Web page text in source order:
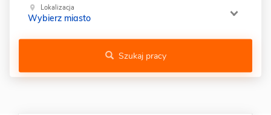
Lokalizacja
Wybierz miasto
Szukaj pracy